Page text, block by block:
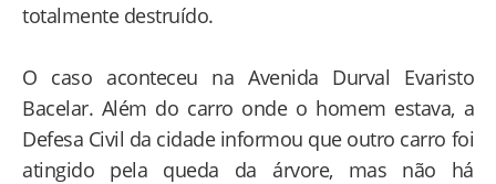
totalmente destruído.
O caso aconteceu na Avenida Durval Evaristo
Bacelar. Além do carro onde o homem estava, a
Defesa Civil da cidade informou que outro carro foi
atingido pela queda da árvore, mas não há